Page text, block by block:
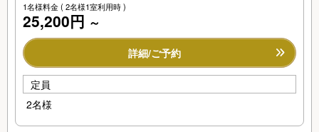
1名様料金( 2名様1室利用時 )
25,200円 ～
詳細/ご予約
定員
2名様